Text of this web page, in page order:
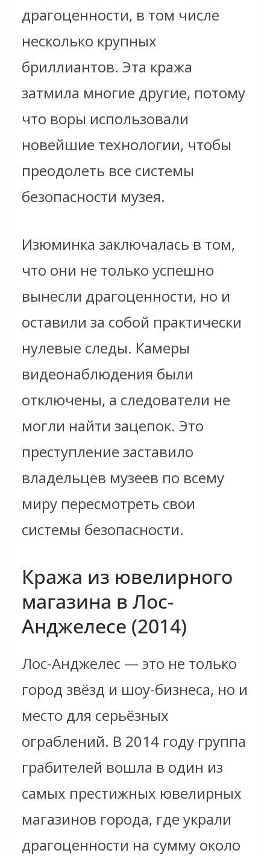
драгоценности, в том числе
несколько крупных
бриллиантов. Эта кража
затмила многие другие, потому
что воры использовали
новейшие технологии, чтобы
преодолеть все системы
безопасности музея.
Изюминка заключалась в том,
что они не только успешно
вынесли драгоценности, но и
оставили за собой практически
нулевые следы. Камеры
видеонаблюдения были
отключены, а следователи не
могли найти зацепок. Это
преступление заставило
владельцев музеев по всему
миру пересмотреть свои
системы безопасности.
Кража из ювелирного
магазина в Лос-
Анджелесе (2014)
Лос-Анджелес — это не только
город звёзд и шоу-бизнеса, но и
место для серьёзных
ограблений. В 2014 году группа
грабителей вошла в один из
самых престижных ювелирных
магазинов города, где украли
драгоценности на сумму около